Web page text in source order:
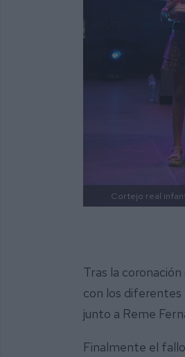
Cortejo real
Tras la
con los diferentes
junto a Reme
Finalmente el